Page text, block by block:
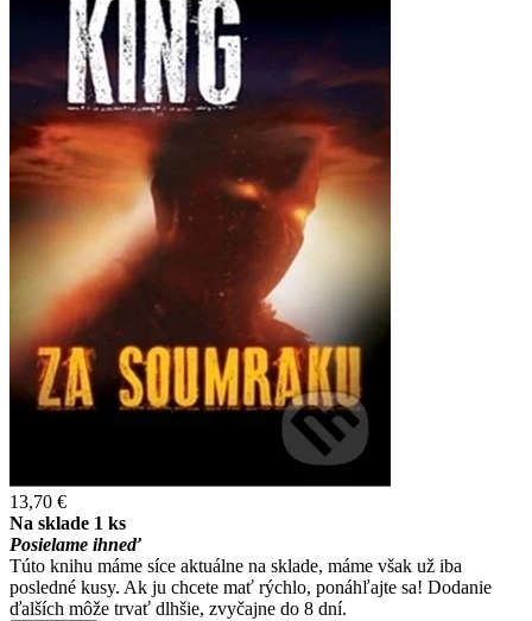
13,70 €
Na sklade 1 ks
Posielame ihneď
Túto knihu máme síce aktuálne na sklade, máme však už iba
posledné kusy. Ak ju chcete mať rýchlo, ponáhľajte sa! Dodanie
ďalších môže trvať dlhšie, zvyčajne do 8 dní.